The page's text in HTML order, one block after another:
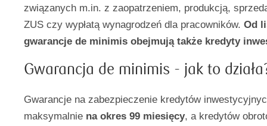
związanych m.in. z zaopatrzeniem, produkcją,
ZUS czy wypłatą wynagrodzeń dla pracowników. Od
gwarancje de minimis obejmują także kredyty
Gwarancja de minimis - jak to
Gwarancje na zabezpieczenie kredytów
maksymalnie na okres 99 miesięcy, a kredytów